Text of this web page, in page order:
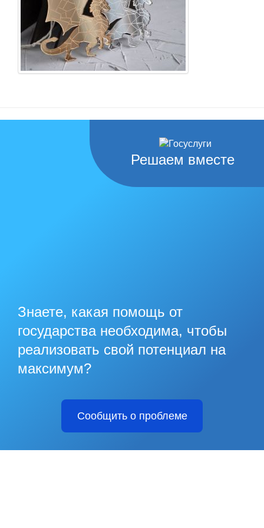
Решаем вместе
Знаете, какая помощь от
государства необходима, чтобы
реализовать свой потенциал на
максимум?
Сообщить о проблеме